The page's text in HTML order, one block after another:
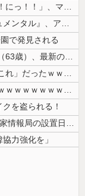
【画像】「アズールレーン びそくぜんしんっ！にっ！！」、マジのガチでシ...
【朗報】松本人志企画・プロデュース『ドキュメンタル』、アメリカで初の制...
で発見される
【画像】 「キム兄」こと芸人・木村祐一さん（63歳）、最新の松本人志さ...
【凄すぎる】 力士の嫁に美人が多い理由→「これ」だったｗｗｗｗｗｗｗ
【悲報】 楽天、ガチで逝くｗｗｗｗｗｗｗｗｗｗｗｗｗｗｗｗｗｗｗｗ
を盗られる！
（ ´_ゝ`）中国「高市政権が法制化を進めた国家情報局の設置日が7月3...
力強化を」